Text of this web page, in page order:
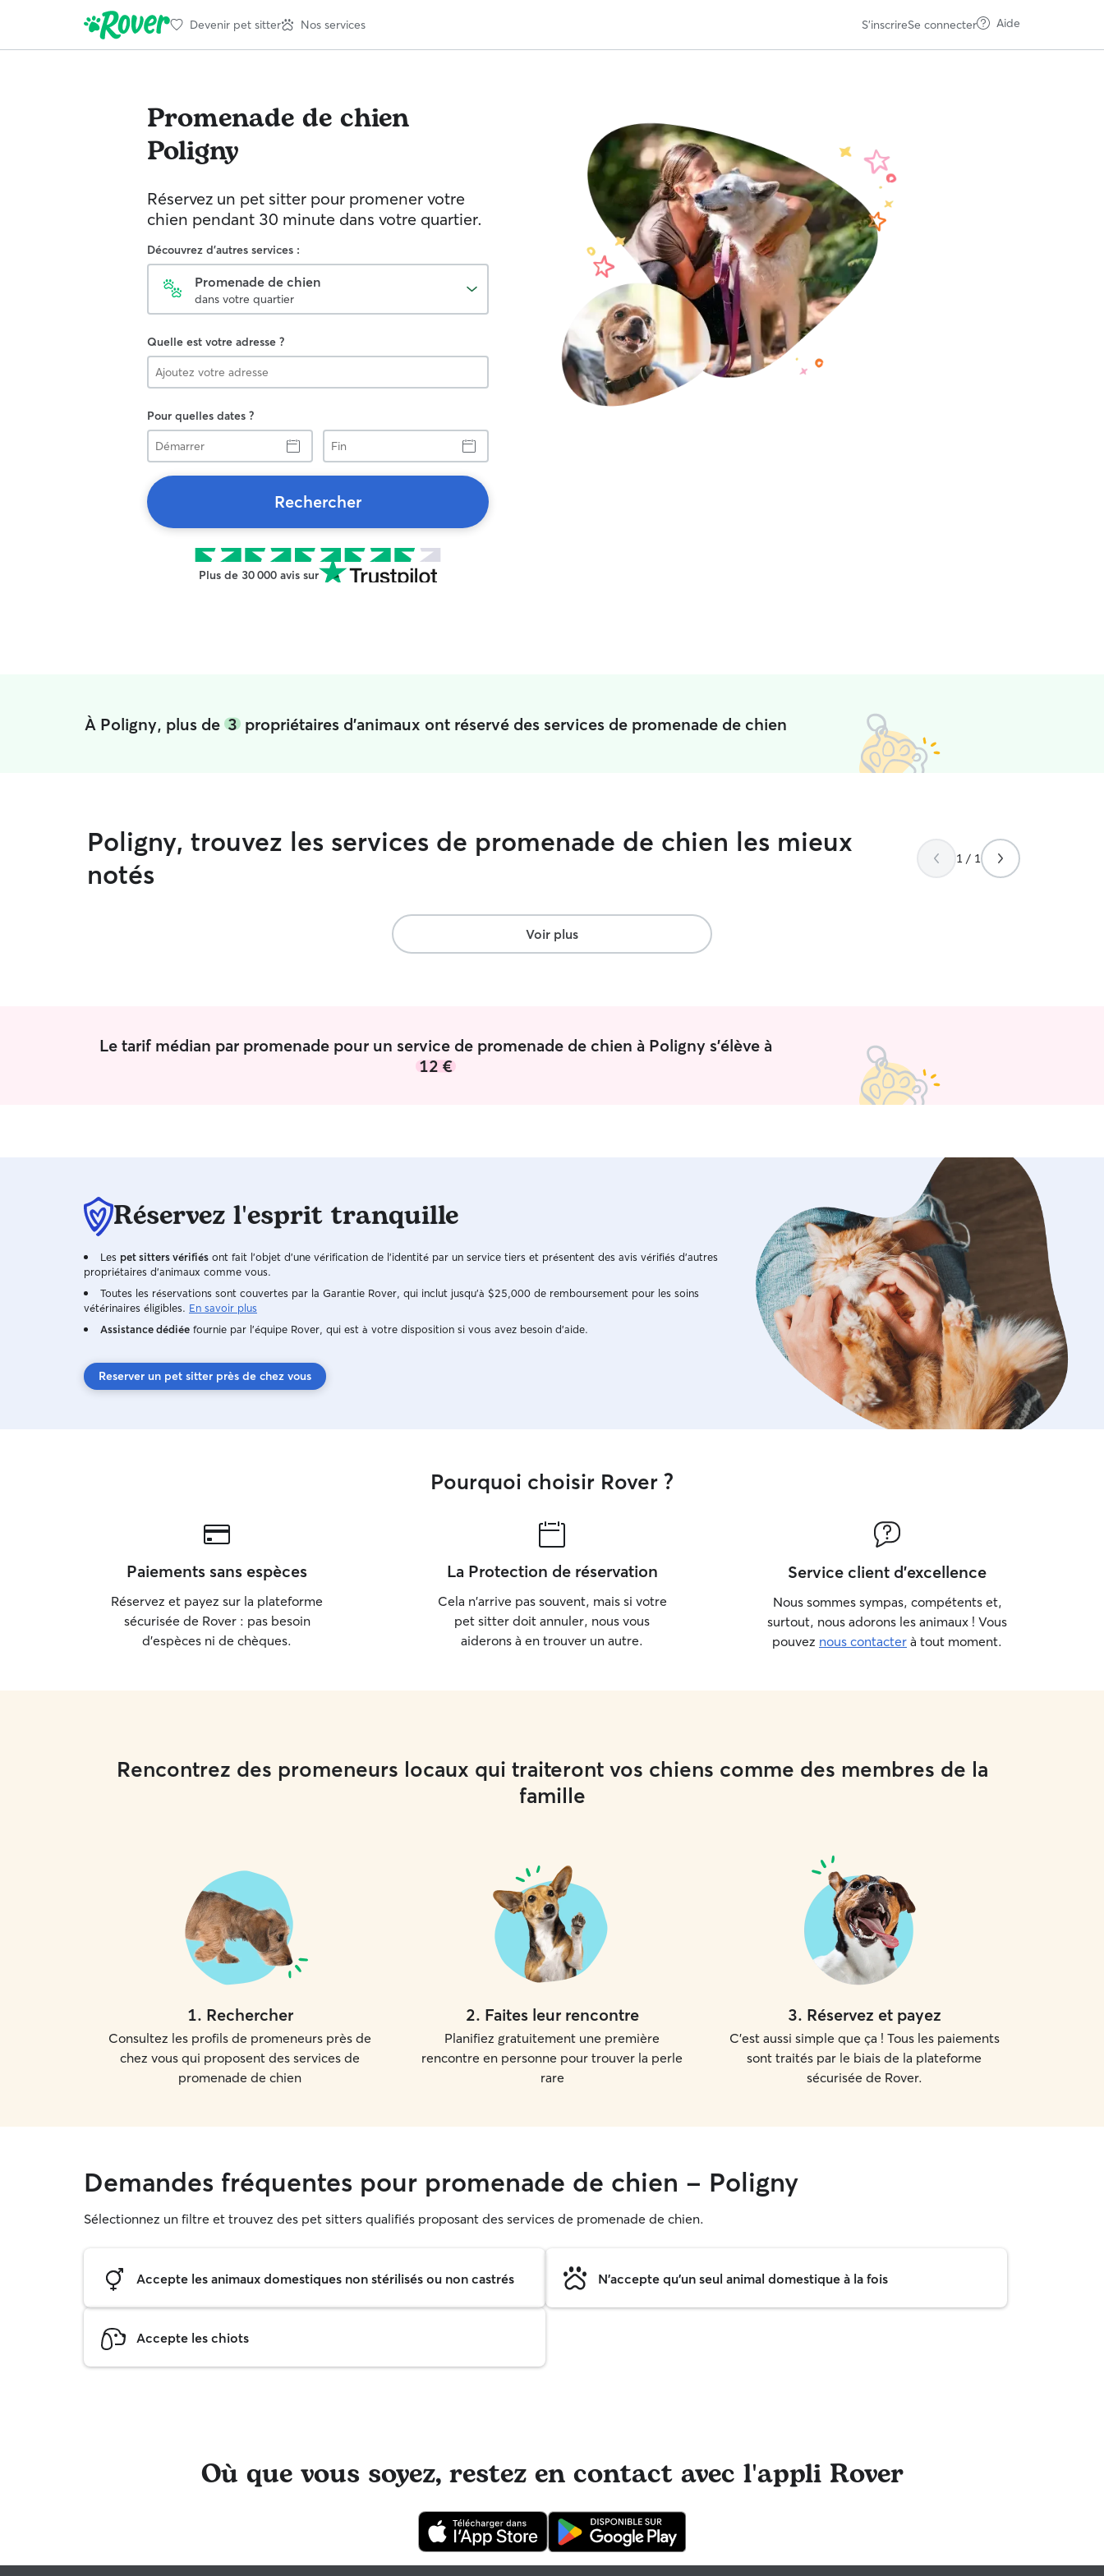
Devenir pet sitter Nos services S'inscrireSe connecter Aide
Promenade de chien
Poligny
Réservez un pet sitter pour promener votre
chien pendant 30 minute dans votre quartier.
Découvrez d'autres services :
Promenade de chien
dans votre quartier
Quelle est votre adresse ?
Pour quelles dates ?
Démarrer
Fin
Rechercher
Plus de 30 000 avis sur
À Poligny, plus de3 propriétaires d'animaux ont réservé des services de promenade de chien
Poligny, trouvez les services de promenade de chien les mieux
notés
1 / 1
Voir plus
Le tarif médian par promenade pour un service de promenade de chien à Poligny s'élève à
12 €
Réservez l'esprit tranquille
Les pet sitters vérifiés ont fait l'objet d'une vérification de l'identité par un service tiers et présentent des avis vérifiés d'autres
propriétaires d'animaux comme vous.
Toutes les réservations sont couvertes par la Garantie Rover, qui inclut jusqu'à $25,000 de remboursement pour les soins
vétérinaires éligibles. En savoir plus
Assistance dédiée fournie par l'équipe Rover, qui est à votre disposition si vous avez besoin d'aide.
Reserver un pet sitter près de chez vous
Pourquoi choisir Rover ?
Paiements sans espèces
Réservez et payez sur la plateforme
sécurisée de Rover : pas besoin
d'espèces ni de chèques.
La Protection de réservation
Cela n'arrive pas souvent, mais si votre
pet sitter doit annuler, nous vous
aiderons à en trouver un autre.
Service client d'excellence
Nous sommes sympas, compétents et,
surtout, nous adorons les animaux ! Vous
pouvez nous contacter à tout moment.
Rencontrez des promeneurs locaux qui traiteront vos chiens comme des membres de la
famille
1. Rechercher
Consultez les profils de promeneurs près de
chez vous qui proposent des services de
promenade de chien
2. Faites leur rencontre
Planifiez gratuitement une première
rencontre en personne pour trouver la perle
rare
3. Réservez et payez
C'est aussi simple que ça ! Tous les paiements
sont traités par le biais de la plateforme
sécurisée de Rover.
Demandes fréquentes pour promenade de chien - Poligny
Sélectionnez un filtre et trouvez des pet sitters qualifiés proposant des services de promenade de chien.
Accepte les animaux domestiques non stérilisés ou non castrés N'accepte qu'un seul animal domestique à la fois
Accepte les chiots
Où que vous soyez, restez en contact avec l'appli Rover